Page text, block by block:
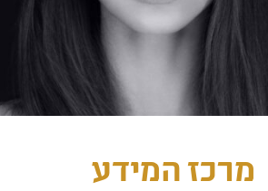
מרכז המידע